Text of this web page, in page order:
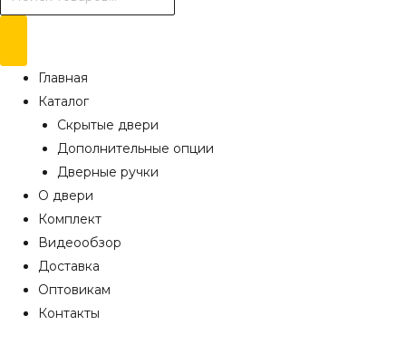
товаров
Главная
Каталог
Скрытые двери
Дополнительные опции
Дверные ручки
О двери
Комплект
Видеообзор
Доставка
Оптовикам
Контакты